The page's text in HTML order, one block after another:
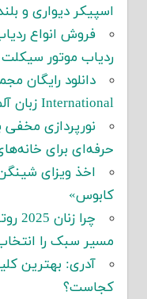
اسپیکر دیواری و
فروش انواع
ردیاب موتور
International زبان آلمانی
حرفه‌ای برای
اخذ ویزای
کابوس»
مسیر سبک را
آدری: بهترین
کجاست؟